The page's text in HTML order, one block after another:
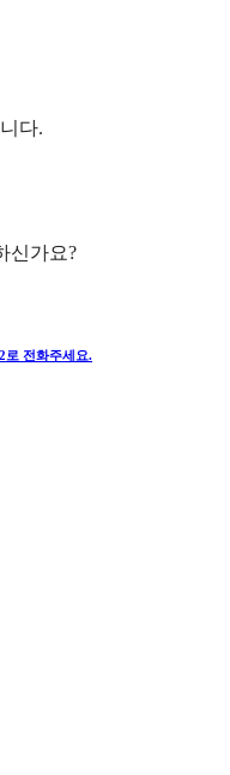
다.
신가요?
로 전화주세요.